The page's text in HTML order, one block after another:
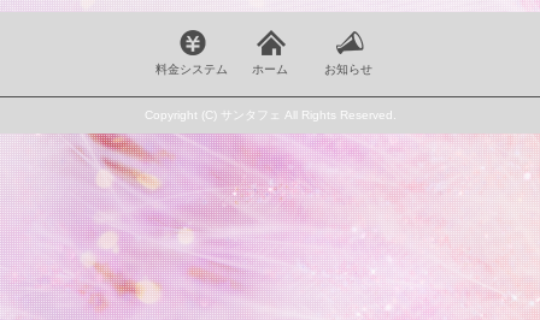
料金システム ホーム お知らせ
Copyright (C) サンタフェ All Rights Reserved.